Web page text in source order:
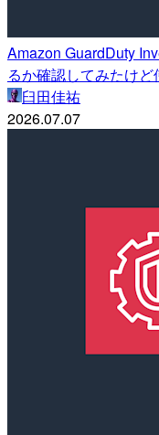
Amazon GuardDuty
るか確認してみたけど
臼田佳祐
2026.07.07